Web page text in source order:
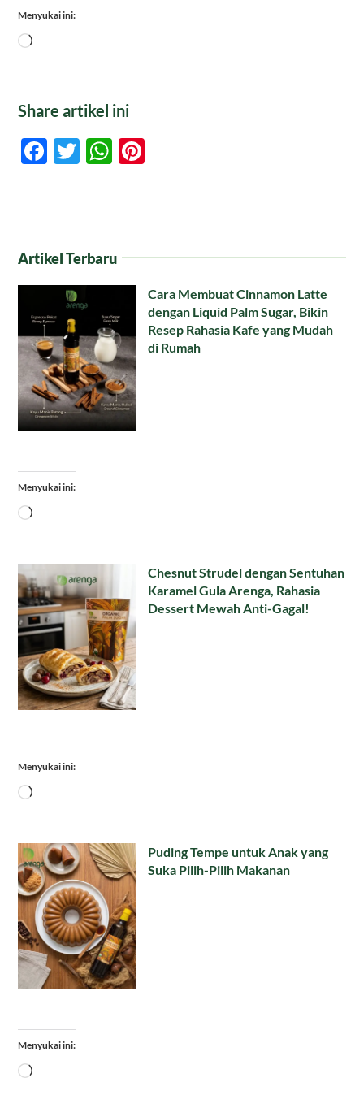
Menyukai ini:
Memuat...
Share artikel ini
Facebook
TwitterWhatsApp
Artikel Terbaru
Cara Membuat Cinnamon Latte
dengan Liquid Palm Sugar, Bikin
Resep Rahasia Kafe yang Mudah
di Rumah
Menyukai ini:
Memuat...
Chesnut Strudel dengan Sentuhan
Karamel Gula Arenga, Rahasia
Dessert Mewah Anti-Gagal!
Menyukai ini:
Memuat...
Puding Tempe untuk Anak yang
Suka Pilih-Pilih Makanan
Menyukai ini:
Memuat...